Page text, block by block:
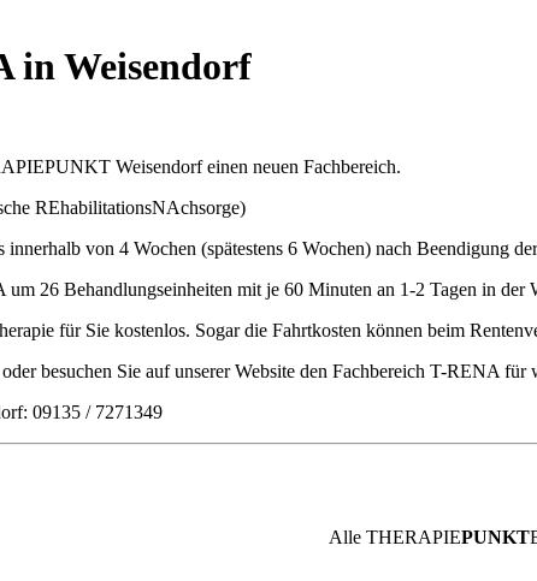
in Weisendorf
Weisendorf einen neuen Fachbereich.
REhabilitationsNAchsorge)
von 4 Wochen (spätestens 6 Wochen) nach Beendigung
um 26 Behandlungseinheiten mit je 60 Minuten an 1-2 Tagen in der
für Sie kostenlos. Sogar die Fahrtkosten können beim
besuchen Sie auf unserer Website den Fachbereich T-RENA
09135 / 7271349
Alle THERAPIEPUNKT